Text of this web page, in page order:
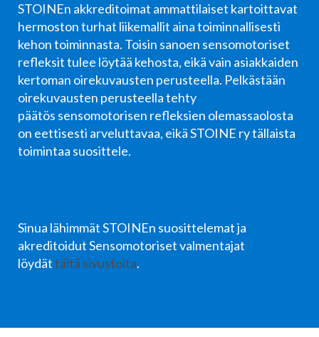
STOINEn akkreditoimat ammattilaiset kartoittavat
hermoston turhat liikemallit aina toiminnallisesti
kehon toiminnasta. Toisin sanoen sensomotoriset
refleksit tulee löytää kehosta, eikä vain asiakkaiden
kertoman oirekuvausten perusteella. Pelkästään
oirekuvausten perusteella tehty
päätös sensomotorisen refleksien olemassaolosta
on eettisesti arveluttavaa, eikä STOINE ry tällaista
toimintaa suosittele.
Sinua lähimmät STOINEn suosittelemat ja
akreditoidut Sensomotoriset valmentajat
löydättältä sivustolta.